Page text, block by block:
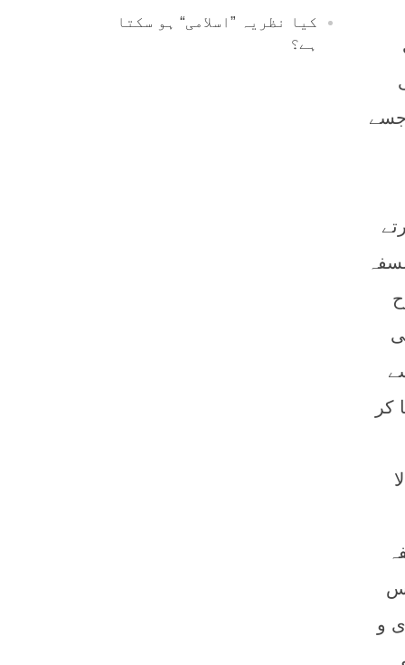
کیا نظریہ ”اسلامی“ ہو سکتا
ہے؟
جسے
کر
کی ارسطوی و